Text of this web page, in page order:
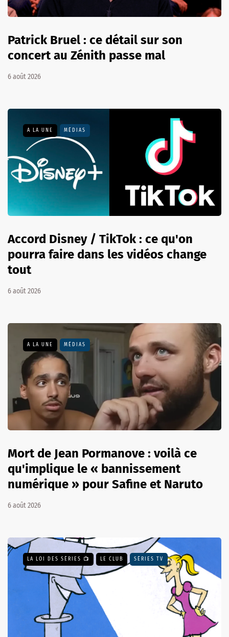
Patrick Bruel : ce détail sur son
concert au Zénith passe mal
6 août 2026
A LA UNE MÉDIAS
Accord Disney / TikTok : ce qu'on
pourra faire dans les vidéos change
tout
6 août 2026
A LA UNE MÉDIAS
Mort de Jean Pormanove : voilà ce
qu'implique le « bannissement
numérique » pour Safine et Naruto
6 août 2026
LA LOI DES SÉRIES 📺 LE CLUB SÉRIES TV